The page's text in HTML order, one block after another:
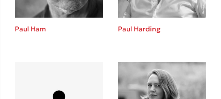
Κώστας Κρομμύδας
Paul Ham Paul Harding